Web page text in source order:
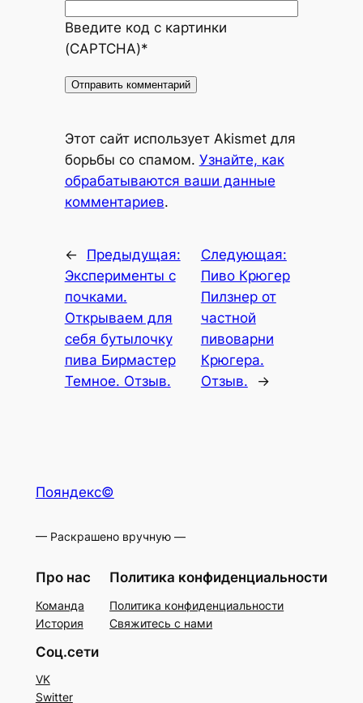
Введите код с картинки
(CAPTCHA)*
Этот сайт использует Akismet для
борьбы со спамом. Узнайте, как
обрабатываются ваши данные
комментариев.
←
Предыдущая:
Эксперименты с
почками.
Открываем для
себя бутылочку
пива Бирмастер
Темное. Отзыв.
Следующая:
Пиво Крюгер
Пилзнер от
частной
пивоварни
Крюгера.
Отзыв.
→
Пояндекс©
— Раскрашено вручную —
Про нас
Команда
История
Политика конфиденциальности
Политика конфиденциальности
Свяжитесь с нами
Соц.сети
VK
Switter